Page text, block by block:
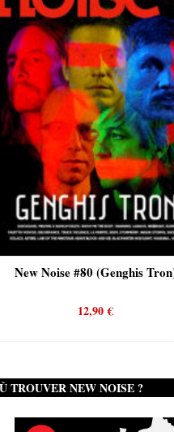
New Noise #80 (Genghis
12,90€
TROUVER NEW NOISE ?